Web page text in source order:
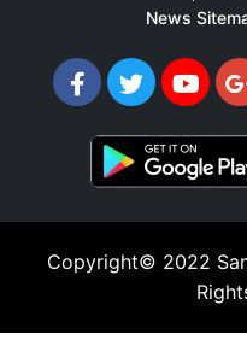
News
Copyright© 2022